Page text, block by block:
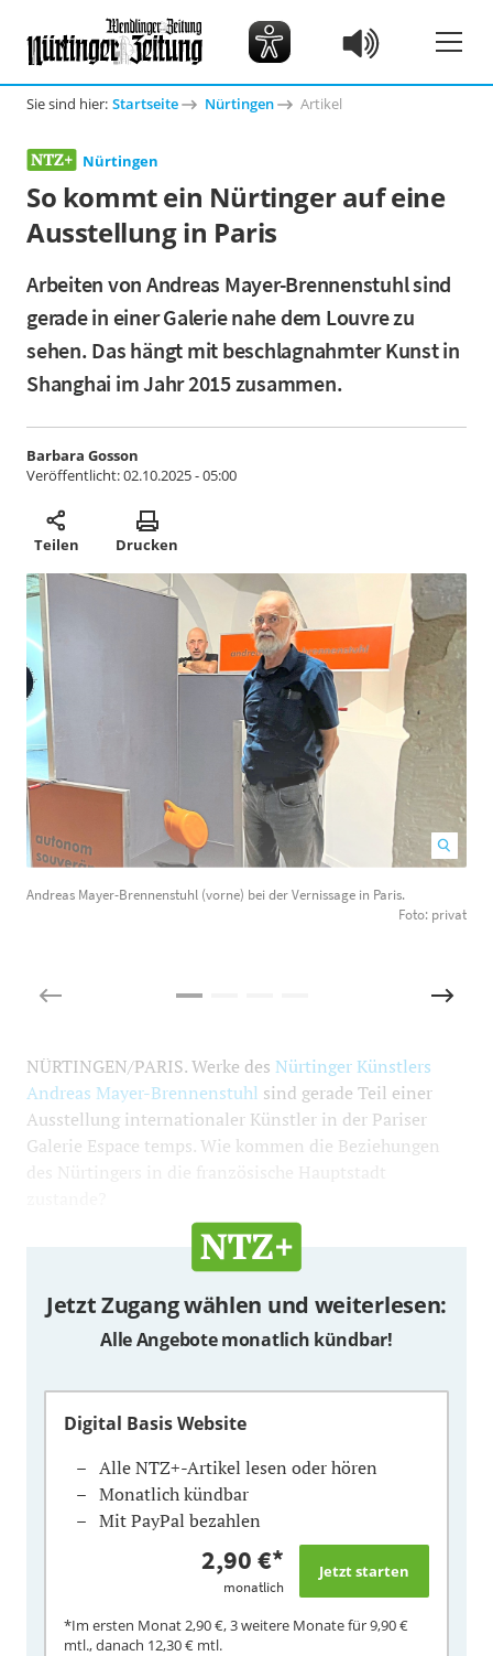
Sie sind hier: Startseite Nürtingen Artikel
Nürtingen
So kommt ein Nürtinger auf eine
Ausstellung in Paris
Arbeiten von Andreas Mayer-Brennenstuhl sind
gerade in einer Galerie nahe dem Louvre zu
sehen. Das hängt mit beschlagnahmter Kunst in
Shanghai im Jahr 2015 zusammen.
Barbara Gosson
Veröffentlicht:02.10.2025 - 05:00
Teilen Drucken
Andreas Mayer-Brennenstuhl (vorne) bei der Vernissage in Paris.
Foto: privat
NÜRTINGEN/PARIS. Werke des Nürtinger Künstlers
Andreas Mayer-Brennenstuhl sind gerade Teil einer
Ausstellung internationaler Künstler in der Pariser
Galerie Espace temps. Wie kommen die Beziehungen
des Nürtingers in die französische Hauptstadt
Jetzt Zugang wählen und weiterlesen:
Alle Angebote monatlich kündbar!
Digital Basis Website
Alle NTZ+-Artikel lesen oder hören
Monatlich kündbar
Mit PayPal bezahlen
2,90 €*
monatlich
*Im ersten Monat2,90 €, 3 weitere Monate für9,90 €
mtl., danach 12,30 € mtl.